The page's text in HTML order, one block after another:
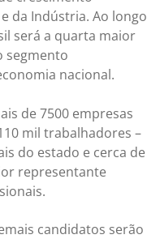
da Indústria. Ao longo
será a quarta maior
segmento
nacional.
de 7500 empresas
mil trabalhadores –
do estado e cerca de
representante
candidatos serão